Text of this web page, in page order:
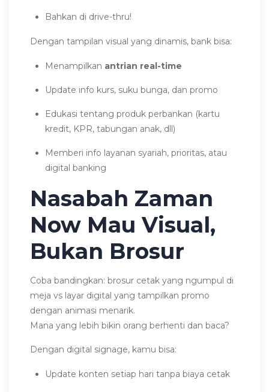
Bahkan di drive-thru!
Dengan tampilan visual yang dinamis, bank bisa:
Menampilkan antrian real-time
Update info kurs, suku bunga, dan promo
Edukasi tentang produk perbankan (kartu
kredit, KPR, tabungan anak, dll)
Memberi info layanan syariah, prioritas, atau
digital banking
Nasabah Zaman
Now Mau Visual,
Bukan Brosur
Coba bandingkan: brosur cetak yang ngumpul di
meja vs layar digital yang tampilkan promo
dengan animasi menarik.
Mana yang lebih bikin orang berhenti dan baca?
Dengan digital signage, kamu bisa:
Update konten setiap hari tanpa biaya cetak